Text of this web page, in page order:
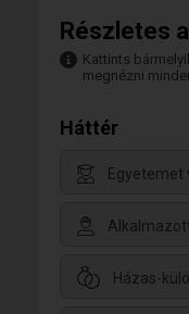
Részletes
Kattints
megnézni
Háttér
Egyetemet
Házas-